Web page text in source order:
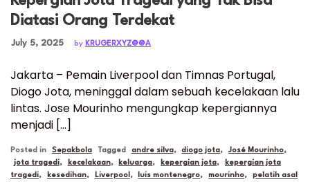
Diatasi Orang Terdekat
Posted on
July 5, 2025 by KRUGERXYZ@@A
Jakarta – Pemain Liverpool dan Timnas Portugal,
Diogo Jota, meninggal dalam sebuah kecelakaan lalu
lintas. Jose Mourinho mengungkap kepergiannya
menjadi […]
Posted in Sepakbola Tagged andre silva, diogo jota, José Mourinho,
jota tragedi, kecelakaan, keluarga, kepergian jota,
kepergian jota
tragedi, kesedihan, Liverpool, luis montenegro, mourinho,
pelatih asal